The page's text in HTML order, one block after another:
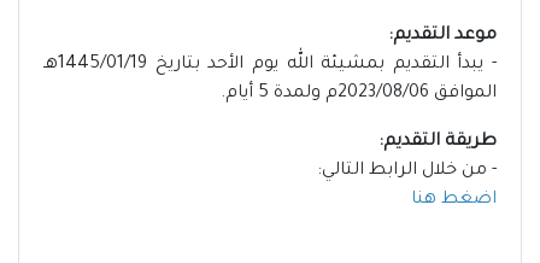
موعد التقديم:
- يبدأ التقديم بمشيئة الله يوم الأحد بتاريخ 1445/01/19هـ
الموافق 2023/08/06م ولمدة 5 أيام.
طريقة التقديم:
- من خلال الرابط التالي:
اضغط هنا